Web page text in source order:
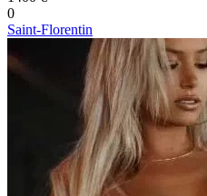
0
Saint-Florentin